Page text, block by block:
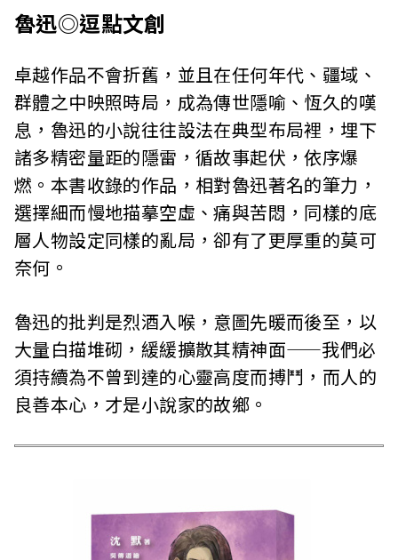
魯迅◎逗點文創
卓越作品不會折舊，並且在任何年代、疆域、
群體之中映照時局，成為傳世隱喻、恆久的嘆
息，魯迅的小說往往設法在典型布局裡，埋下
諸多精密量距的隱雷，循故事起伏，依序爆
燃。本書收錄的作品，相對魯迅著名的筆力，
選擇細而慢地描摹空虛、痛與苦悶，同樣的底
層人物設定同樣的亂局，卻有了更厚重的莫可
奈何。
魯迅的批判是烈酒入喉，意圖先暖而後至，以
大量白描堆砌，緩緩擴散其精神面——我們必
須持續為不曾到達的心靈高度而搏鬥，而人的
良善本心，才是小說家的故鄉。